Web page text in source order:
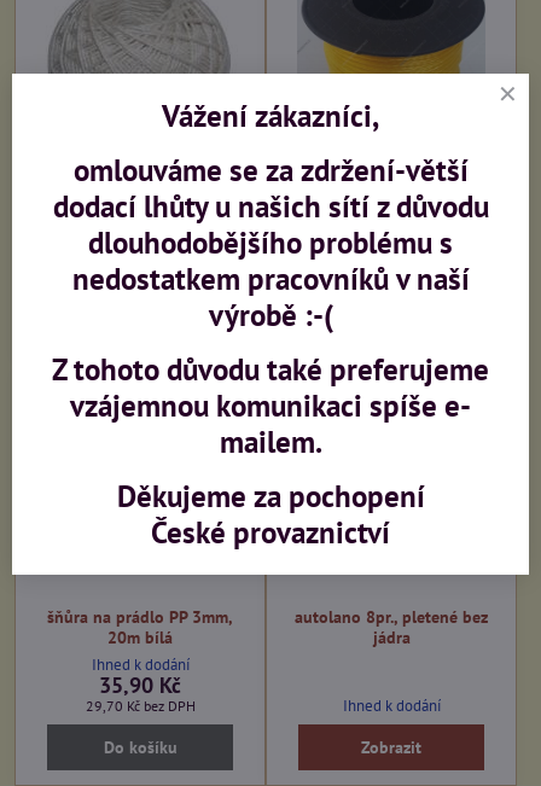
LEN motouz potravinářský
40g,
Ihned k dodání
63,60 Kč
52,60 Kčbez DPH
PP šňůra zednická 2,0mm
Ihned k dodání
59,10 Kč
48,90 Kč bez DPH
šňůra na prádlo PP 3mm,
20m bílá
Ihned k dodání
35,90 Kč
29,70 Kč bez DPH
Do košíku
autolano 8pr., pletené bez
jádra
Ihned k dodání
Zobrazit
Vážení zákazníci,
omlouváme se za zdržení-větší
dodací lhůty u našich sítí z důvodu
dlouhodobějšího problému s
nedostatkem pracovníků v naší
výrobě :-(
Z tohoto důvodu také preferujeme
vzájemnou komunikaci spíše e-
mailem.
Děkujeme za pochopení
České provaznictví